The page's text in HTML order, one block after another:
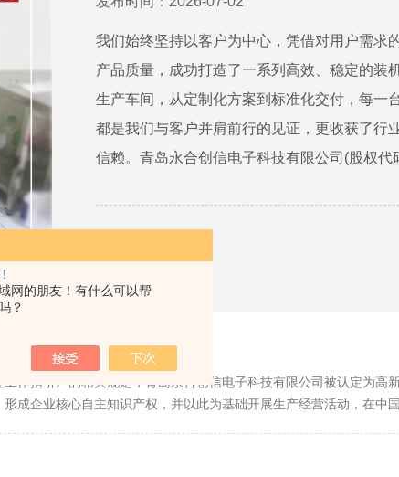
网的朋友！有什么可以帮
？
我们始终坚持以客户为中心，凭借对用户需求
产品质量，成功打造了一系列高效、稳定的装
生产车间，从定制化方案到标准化交付，每一
都是我们与客户并肩前行的见证，更收获了行
信赖。青岛永合创信电子科技有限公司(股权代
作指引》的相关规定，青岛永合创信电子科技有限公司被认定为高
成企业核心自主知识产权，并以此为基础开展生产经营活动，在中国